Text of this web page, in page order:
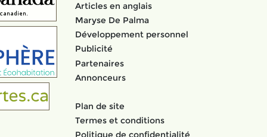
Articles en anglais
Maryse De Palma
Développement personnel
Publicité
Partenaires
Annonceurs
Plan de site
Termes et conditions
Politique de confidentialité